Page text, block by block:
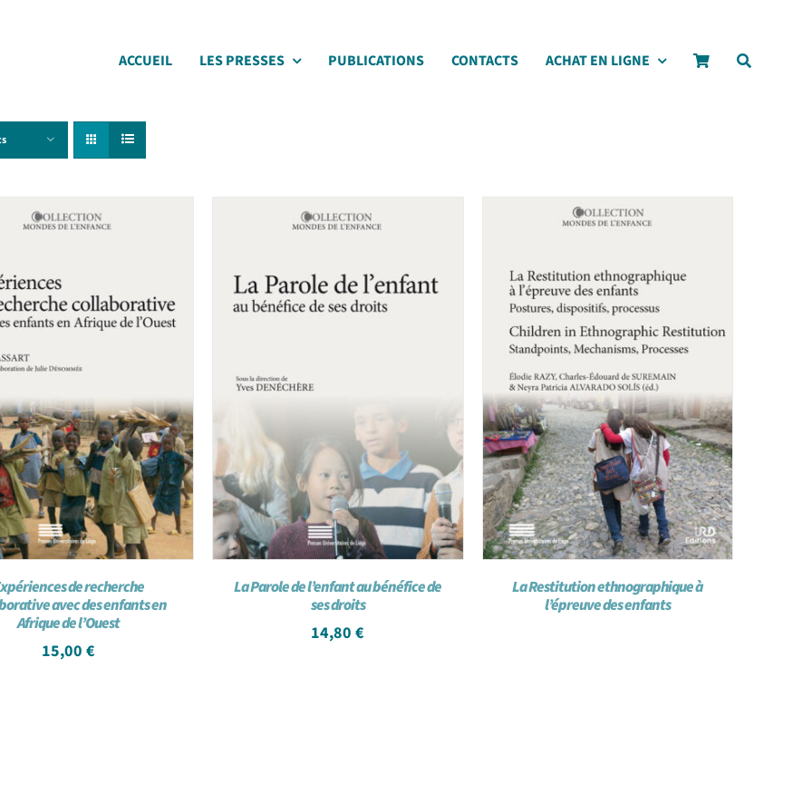
ACCUEIL LES PRESSES PUBLICATIONS CONTACTS ACHAT EN LIGNE
de recherche
avec des enfants en
Afrique de l’Ouest
15,00 €
La Parole de l’enfant au bénéfice de
ses droits
14,80€
La Restitution ethnographique à
l’épreuve des enfants